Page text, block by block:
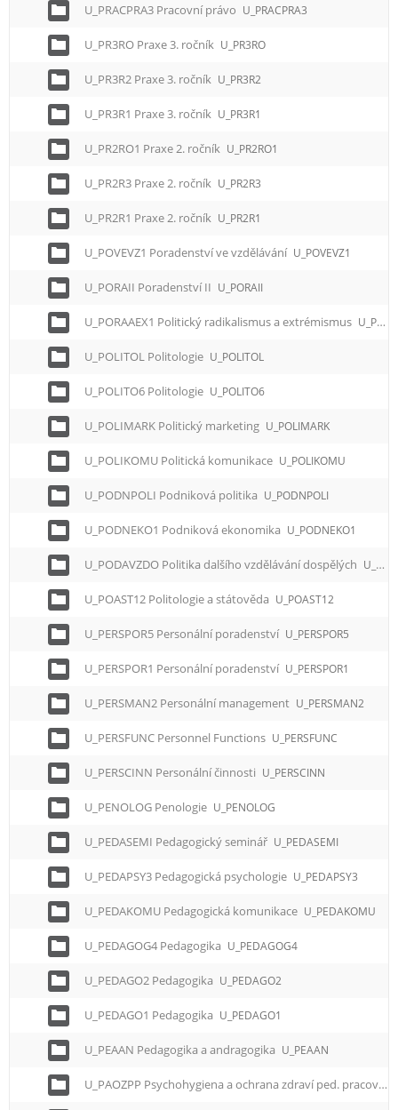
U_PRACPRA3 Pracovní právo U_PRACPRA3
U_PR3RO Praxe 3. ročník U_PR3RO
U_PR3R2 Praxe 3. ročník U_PR3R2
U_PR3R1 Praxe 3. ročník U_PR3R1
U_PR2RO1 Praxe 2. ročník U_PR2RO1
U_PR2R3 Praxe 2. ročník U_PR2R3
U_PR2R1 Praxe 2. ročník U_PR2R1
U_POVEVZ1 Poradenství ve vzdělávání U_POVEVZ1
U_PORAII Poradenství II U_PORAII
U_PORAAEX1 Politický radikalismus a extrémismus U_PORAAEX1
U_POLITOL Politologie U_POLITOL
U_POLITO6 Politologie U_POLITO6
U_POLIMARK Politický marketing U_POLIMARK
U_POLIKOMU Politická komunikace U_POLIKOMU
U_PODNPOLI Podniková politika U_PODNPOLI
U_PODNEKO1 Podniková ekonomika U_PODNEKO1
U_PODAVZDO Politika dalšího vzdělávání dospělých U_PODAVZDO
U_POAST12 Politologie a státověda U_POAST12
U_PERSPOR5 Personální poradenství U_PERSPOR5
U_PERSPOR1 Personální poradenství U_PERSPOR1
U_PERSMAN2 Personální management U_PERSMAN2
U_PERSFUNC Personnel Functions U_PERSFUNC
U_PERSCINN Personální činnosti U_PERSCINN
U_PENOLOG Penologie U_PENOLOG
U_PEDASEMI Pedagogický seminář U_PEDASEMI
U_PEDAPSY3 Pedagogická psychologie U_PEDAPSY3
U_PEDAKOMU Pedagogická komunikace U_PEDAKOMU
U_PEDAGOG4 Pedagogika U_PEDAGOG4
U_PEDAGO2 Pedagogika U_PEDAGO2
U_PEDAGO1 Pedagogika U_PEDAGO1
U_PEAAN Pedagogika a andragogika U_PEAAN
U_PAOZPP Psychohygiena a ochrana zdraví ped. pracovníků